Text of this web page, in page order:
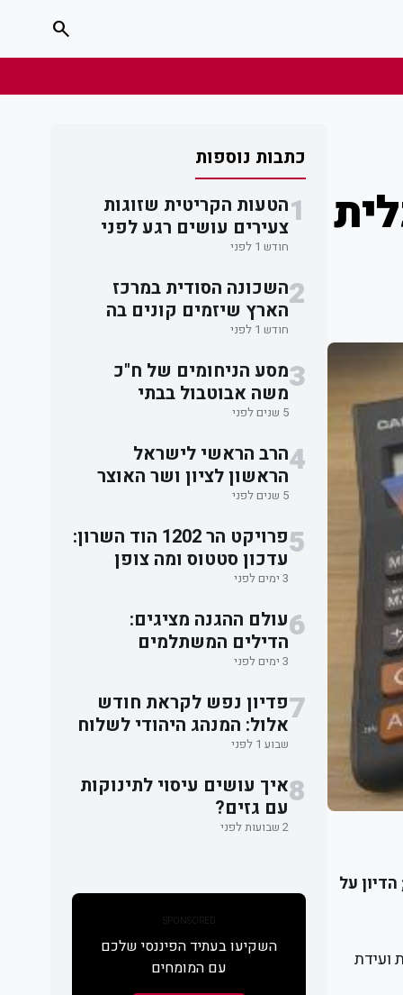
search
על
ועידת
כתבות נוספות
1הטעות הקריטית שזוגות
צעירים עושים רגע לפני
חתימה על חוזה דירה
חודש 1 לפני
2השכונה הסודית במרכז
הארץ שיזמים קונים בה
דירות מתחת לרדאר
חודש 1 לפני
3מסע הניחומים של ח"כ
משה אבוטבול בבתי
האבלים על אסון מירון
5 שנים לפני
4הרב הראשי לישראל
הראשון לציון ושר האוצר
סיכמו: תקציב השמיטה
5 שנים לפני
5
פרויקט הר 1202 הוד השרון:
עדכון סטטוס ומה צופן
העתיד למשקיעים
3 ימים לפני
6עולם ההגנה מציגים:
הדילים המשתלמים
בישראל למוצרי הגנה
3 ימים לפני
7פדיון נפש לקראת חודש
אלול: המנהג היהודי לשלוח
שמות ובקשות לתפילה
שבוע 1 לפני
8איך עושים עיסוי לתינוקות
עם גזים?
2 שבועות לפני
SPONSORED
השקיעו בעתיד הפיננסי שלכם
עם המומחים